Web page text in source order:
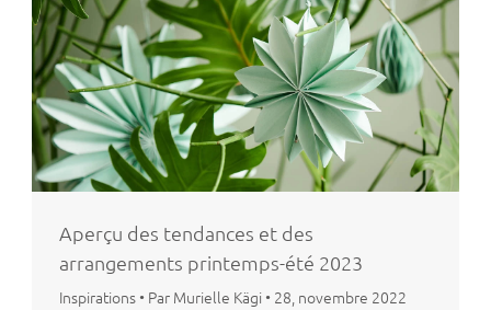
Aperçu des tendances et des
arrangements printemps-été 2023
Inspirations • Par Murielle Kägi • 28, novembre 2022